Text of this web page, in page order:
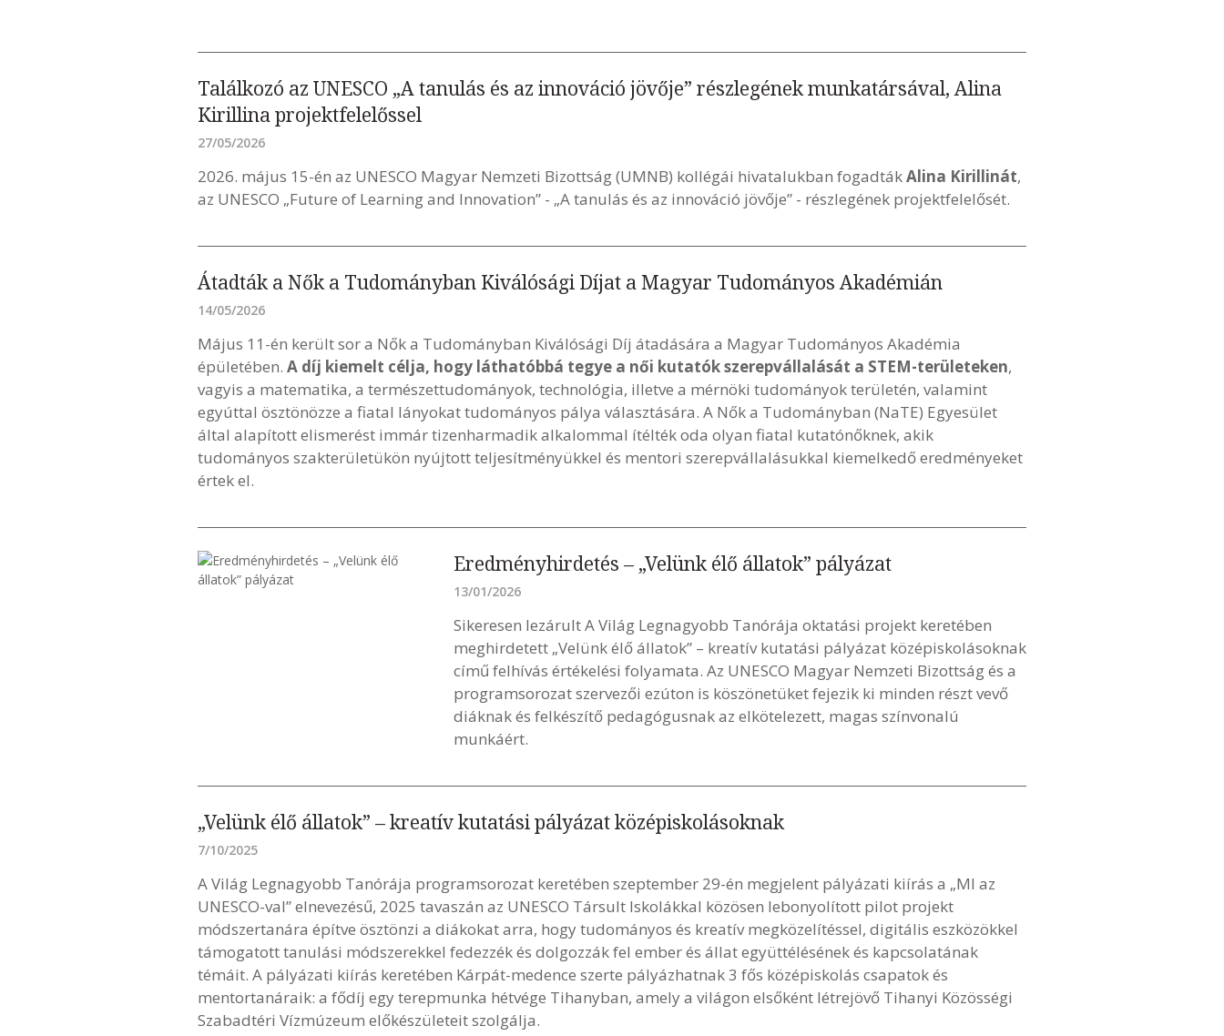
Találkozó az UNESCO „A tanulás és az innováció jövője” részlegének munkatársával, Alina
Kirillina projektfelelőssel
27/05/2026
2026. május 15-én az UNESCO Magyar Nemzeti Bizottság (UMNB) kollégái hivatalukban fogadtákAlina Kirillinát,
az UNESCO „Future of Learning and Innovation” - „A tanulás és az innováció jövője” - részlegének projektfelelősét.
Átadták a Nők a Tudományban Kiválósági Díjat a Magyar Tudományos Akadémián
14/05/2026
Május 11-én került sor a Nők a Tudományban Kiválósági Díj átadására a Magyar Tudományos Akadémia
épületében. A díj kiemelt célja, hogy láthatóbbá tegye a női kutatók szerepvállalását a STEM-területeken,
vagyis a matematika, a természettudományok, technológia, illetve a mérnöki tudományok területén, valamint
egyúttal ösztönözze a fiatal lányokat tudományos pálya választására. A Nők a Tudományban (NaTE) Egyesület
által alapított elismerést immár tizenharmadik alkalommal ítélték oda olyan fiatal kutatónőknek, akik
tudományos szakterületükön nyújtott teljesítményükkel és mentori szerepvállalásukkal kiemelkedő eredményeket
értek el.
Eredményhirdetés – „Velünk élő állatok” pályázat
13/01/2026
Sikeresen lezárult A Világ Legnagyobb Tanórája oktatási projekt keretében
meghirdetett „Velünk élő állatok” – kreatív kutatási pályázat középiskolásoknak
című felhívás értékelési folyamata. Az UNESCO Magyar Nemzeti Bizottság és a
programsorozat szervezői ezúton is köszönetüket fejezik ki minden részt vevő
diáknak és felkészítő pedagógusnak az elkötelezett, magas színvonalú
munkáért.
„Velünk élő állatok” – kreatív kutatási pályázat középiskolásoknak
7/10/2025
A Világ Legnagyobb Tanórája programsorozat keretében szeptember 29-én megjelent pályázati kiírás a „MI az
UNESCO-val” elnevezésű, 2025 tavaszán az UNESCO Társult Iskolákkal közösen lebonyolított pilot projekt
módszertanára építve ösztönzi a diákokat arra, hogy tudományos és kreatív megközelítéssel, digitális eszközökkel
támogatott tanulási módszerekkel fedezzék és dolgozzák fel ember és állat együttélésének és kapcsolatának
témáit. A pályázati kiírás keretében Kárpát-medence szerte pályázhatnak 3 fős középiskolás csapatok és
mentortanáraik: a fődíj egy terepmunka hétvége Tihanyban, amely a világon elsőként létrejövő Tihanyi Közösségi
Szabadtéri Vízmúzeum előkészületeit szolgálja.